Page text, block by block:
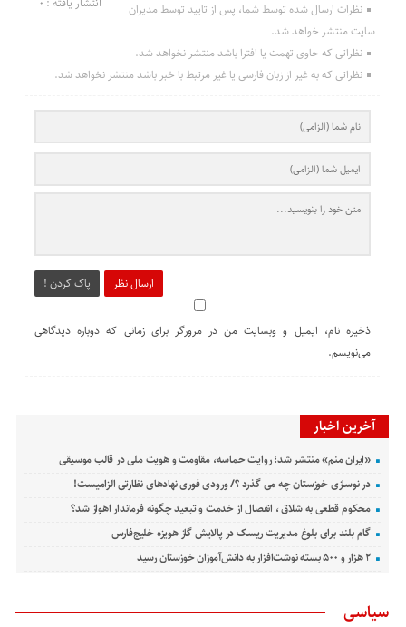
نظرات ارسال شده توسط شما، پس از تایید توسط مدیران
سایت منتشر خواهد شد.
نظراتی که حاوی تهمت یا افترا باشد منتشر نخواهد شد.
نظراتی که به غیر از زبان فارسی یا غیر مرتبط با خبر باشد منتشر نخواهد شد.
ارسال نظر پاک کردن !
ذخیره نام، ایمیل و وبسایت من در مرورگر برای زمانی که دوباره دیدگاهی
می‌نویسم.
آخرین اخبار
«ایران منم» منتشر شد؛ روایت حماسه، مقاومت و هویت ملی در قالب موسیقی
در نوسازی خوزستان چه می گذرد ؟/ ورودی فوری نهادهای نظارتی الزامیست!
محکوم قطعی به شلاق ، انفصال از خدمت و تبعید چگونه فرماندار اهواز شد؟
گام بلند برای بلوغ مدیریت ریسک در پالایش گاز هویزه خلیج‌فارس
۲ هزار و ۵۰۰ بسته نوشت‌افزار به دانش‌آموزان خوزستان رسید
سیاسی